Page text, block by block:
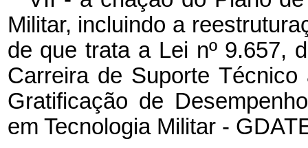
Militar, incluindo a
de que trata a Lei nº 9.657,
Carreira de Suporte
Gratificação de
em Tecnologia Militar -